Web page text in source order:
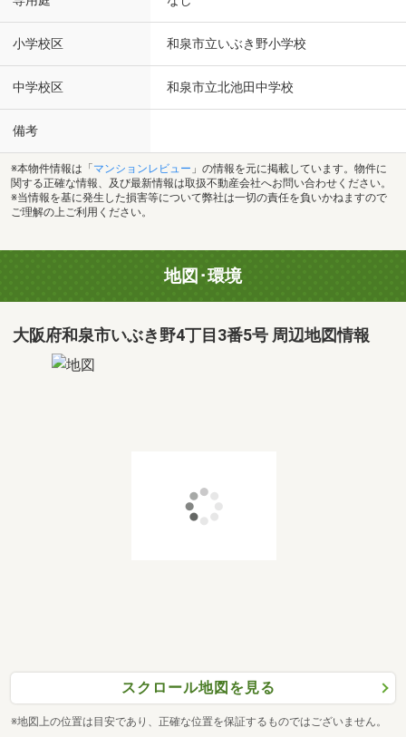
小学校区 和泉市立いぶき野小学校
中学校区 和泉市立北池田中学校
備考
※本物件情報は「 マンションレビュー 」の情報を元に掲載しています。物件に
関する正確な情報、及び最新情報は取扱不動産会社へお問い合わせください。
※当情報を基に発生した損害等について弊社は一切の責任を負いかねますので
ご理解の上ご利用ください。
地図･環境
大阪府和泉市いぶき野4丁目3番5号 周辺地図情報
スクロール地図を見る
※地図上の位置は目安であり、正確な位置を保証するものではございません。